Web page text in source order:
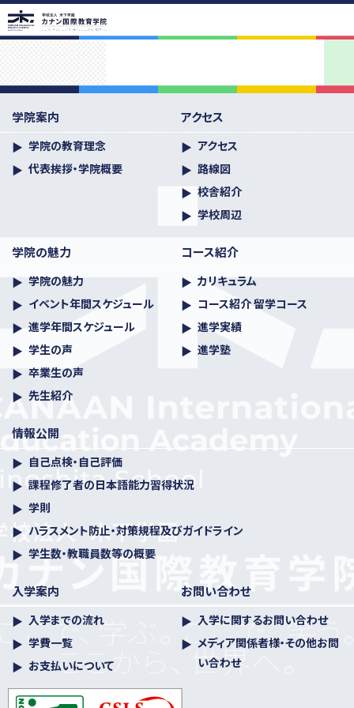
学院の教育理念 代表挨拶・学院概要
アクセス
アクセス 路線図 学校周辺
学院の魅力
イベント年間スケジュール
進学年間スケジュール
先生紹介
コース紹介
カリキュラム コース紹介 留学コース 進学実績
入学案内
入学までの流れ 学費一覧 お支払いについて
学院案内
学院の教育理念
代表挨拶・学院概要
アクセス
アクセス
路線図
校舎紹介
学校周辺
学院の魅力
学院の魅力
イベント年間スケジュール
進学年間スケジュール
学生の声
卒業生の声
先生紹介
コース紹介
カリキュラム
コース紹介 留学コース
進学実績
進学塾
情報公開
自己点検・自己評価
課程修了者の日本語能力習得状況
学則
ハラスメント防⽌・対策規程及びガイドライン
学生数・教職員数等の概要
入学案内
入学までの流れ
学費一覧
お支払いについて
お問い合わせ
入学に関するお問い合わせ
メディア関係者様・その他お問
い合わせ